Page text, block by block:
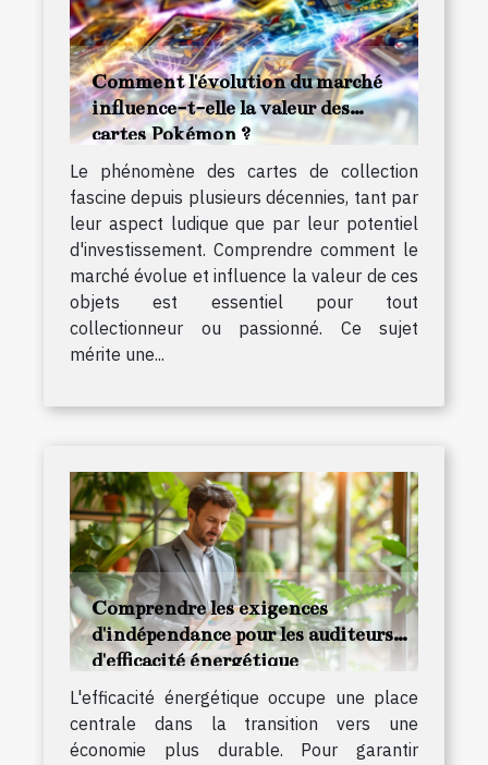
Comment l'évolution du marché
influence-t-elle la valeur des
cartes Pokémon ?
Le phénomène des cartes de collection
fascine depuis plusieurs décennies, tant par
leur aspect ludique que par leur potentiel
d'investissement. Comprendre comment le
marché évolue et influence la valeur de ces
objets est essentiel pour tout
collectionneur ou passionné. Ce sujet
mérite une...
Comprendre les exigences
d'indépendance pour les auditeurs
d'efficacité énergétique
L'efficacité énergétique occupe une place
centrale dans la transition vers une
économie plus durable. Pour garantir